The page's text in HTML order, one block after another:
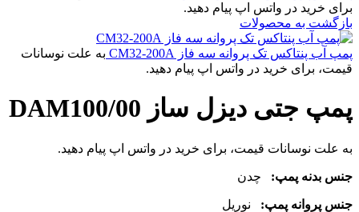
برای خرید در واتس اپ پیام دهید.
بازگشت به محصولات
پمپ آب پنتاکس تک پروانه سه فاز CM32-200A
به علت نوسانات
قیمت، برای خرید در واتس اپ پیام دهید.
پمپ جتی دیزل ساز DAM100/00
به علت نوسانات قیمت، برای خرید در واتس اپ پیام دهید.
جنس بدنه پمپ: چدن
جنس پروانه پمپ: نوریل